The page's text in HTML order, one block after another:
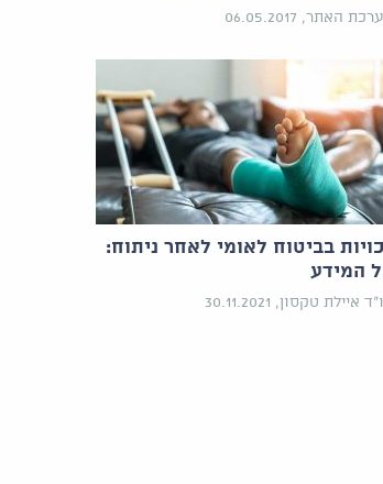
האתר, 06.05.2017
בביטוח לאומי לאחר ניתוח:
המידע
איילת טקסון, 30.11.2021